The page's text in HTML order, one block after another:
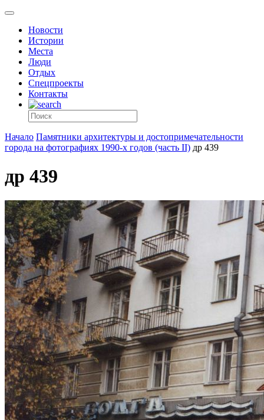
Новости
Истории
Места
Люди
Отдых
Спецпроекты
Контакты
Начало Памятники архитектуры и достопримечательности
города на фотографиях 1990-х годов (часть II) др 439
др 439